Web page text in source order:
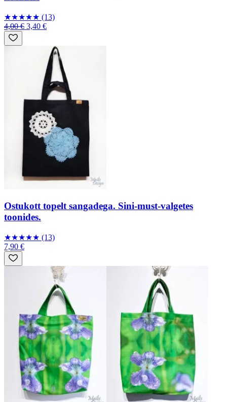
★★★★★ (13)
4,00 € 3,40 €
Ostukott topelt sangadega. Sini-must-valgetes
toonides.
★★★★★ (13)
7,90 €